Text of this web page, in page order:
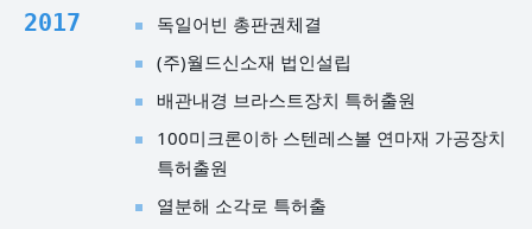
2017
독일어빈 총판권체결
(주)월드신소재 법인설립
배관내경 브라스트장치 특허출원
100미크론이하 스텐레스볼 연마재 가공장치
특허출원
열분해 소각로 특허출